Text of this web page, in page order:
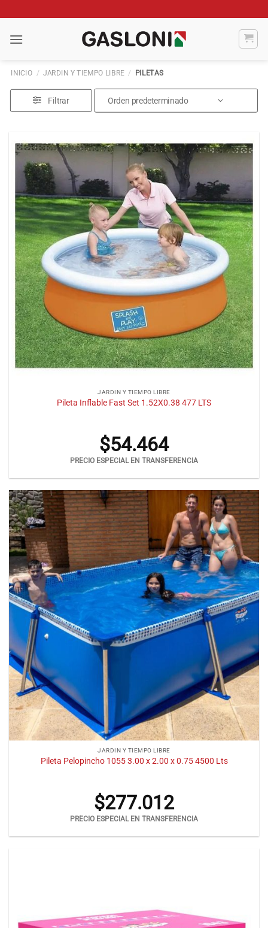
al
contenido
INICIO / JARDIN Y TIEMPO LIBRE / PILETAS
Filtrar
JARDIN Y TIEMPO LIBRE
Pileta Inflable Fast Set 1.52X0.38 477 LTS
$54.464
PRECIO ESPECIAL EN TRANSFERENCIA
JARDIN Y TIEMPO LIBRE
Pileta Pelopincho 1055 3.00 x 2.00 x 0.75 4500 Lts
$277.012
PRECIO ESPECIAL EN TRANSFERENCIA